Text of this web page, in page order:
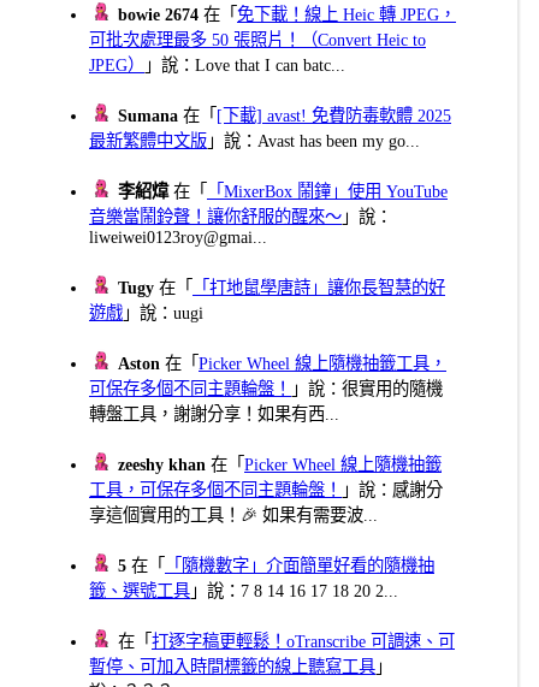
bowie 2674 在「免下載！線上 Heic 轉 JPEG，
可批次處理最多 50 張照片！（Convert Heic to
JPEG）
」說：Love that I can batc...
Sumana 在「 [下載] avast! 免費防毒軟體 2025
最新繁體中文版 」說：Avast has been my go...
李紹煒在「
「MixerBox 鬧鐘」使用 YouTube
音樂當鬧鈴聲！讓你舒服的醒來～ 」說：
liweiwei0123roy@gmai...
Tugy 在「
「打地鼠學唐詩」讓你長智慧的好
遊戲 」說：uugi
Aston 在「Picker Wheel 線上隨機抽籤工具，
可保存多個不同主題輪盤！
」說：很實用的隨機
轉盤工具，謝謝分享！如果有西...
zeeshy khan 在「Picker Wheel 線上隨機抽籤
工具，可保存多個不同主題輪盤！
」說：感謝分
享這個實用的工具！🎉 如果有需要波...
5 在「
「隨機數字」介面簡單好看的隨機抽
籤、選號工具 」說：7 8 14 16 17 18 20 2...
在「打逐字稿更輕鬆！oTranscribe 可調速、可
暫停、可加入時間標籤的線上聽寫工具 」